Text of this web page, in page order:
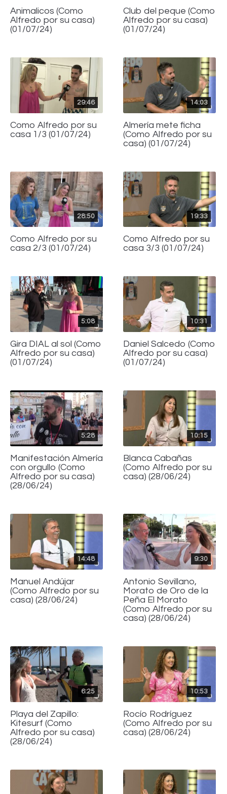
Animalicos (Como
Alfredo por su casa)
(01/07/24)
Club del peque (Como
Alfredo por su casa)
(01/07/24)
29:46
Como Alfredo por su
casa 1/3 (01/07/24)
14:03
Almería mete ficha
(Como Alfredo por su
casa) (01/07/24)
28:50
Como Alfredo por su
casa 2/3 (01/07/24)
19:33
Como Alfredo por su
casa 3/3 (01/07/24)
5:08
Gira DIAL al sol (Como
Alfredo por su casa)
(01/07/24)
10:31
Daniel Salcedo (Como
Alfredo por su casa)
(01/07/24)
5:28
Manifestación Almería
con orgullo (Como
Alfredo por su casa)
(28/06/24)
10:15
Blanca Cabañas
(Como Alfredo por su
casa) (28/06/24)
14:48
Manuel Andújar
(Como Alfredo por su
casa) (28/06/24)
9:30
Antonio Sevillano,
Morato de Oro de la
Peña El Morato
(Como Alfredo por su
casa) (28/06/24)
6:25
Playa del Zapillo:
Kitesurf (Como
Alfredo por su casa)
(28/06/24)
10:53
Rocío Rodríguez
(Como Alfredo por su
casa) (28/06/24)